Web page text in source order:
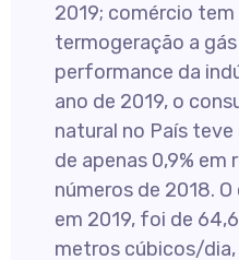
2019; comércio tem
termogeração a gás
performance da
ano de 2019, o
natural no País
de apenas 0,9% em
números de 2018.
em 2019, foi de
metros cúbicos/